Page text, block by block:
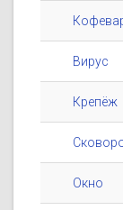
Вирус
Крепёж
Окно